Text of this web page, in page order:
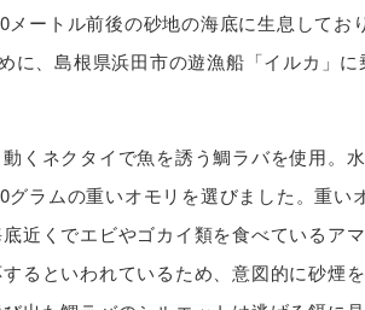
ートル前後の砂地の海底に生息しており
に、島根県浜田市の遊漁船「イルカ」に
くネクタイで魚を誘う鯛ラバを使用。
ラムの重いオモリを選びました。重い
近くでエビやゴカイ類を食べているア
るといわれているため、意図的に砂煙